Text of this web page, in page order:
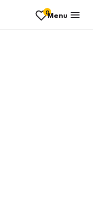
0Menu